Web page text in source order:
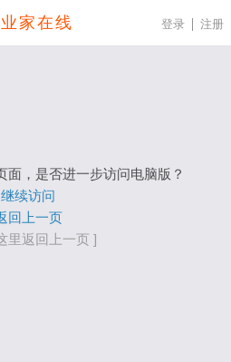
家在线 登录 注册
面，是否进一步访问电脑版？
继续访问
回上一页
里返回上一页 ]